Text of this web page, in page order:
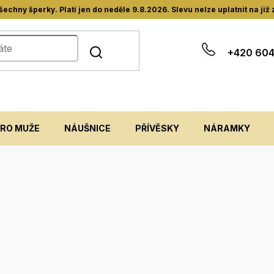
šperky. Platí jen do neděle 9.8.2026. Slevu nelze uplatnit na
+420
MUŽE NÁUŠNICE PŘÍVĚSKY NÁRAMKY